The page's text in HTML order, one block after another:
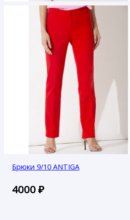
Брюки 9/10 ANTIGA
4000₽